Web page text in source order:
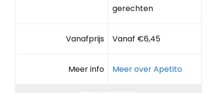
gerechten
Vanafprijs Vanaf €6,45
Meer info Meer over Apetito